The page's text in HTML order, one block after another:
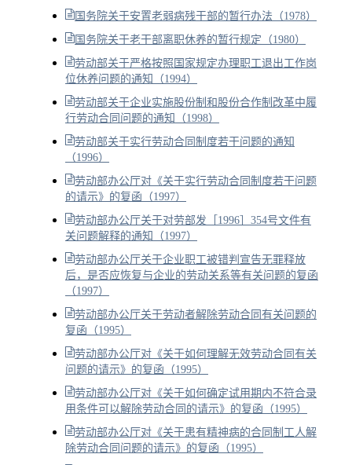
国务院关于安置老弱病残干部的暂行办法（1978）
国务院关于老干部离职休养的暂行规定（1980）
劳动部关于严格按照国家规定办理职工退出工作岗
位休养问题的通知（1994）
劳动部关于企业实施股份制和股份合作制改革中履
行劳动合同问题的通知（1998）
劳动部关于实行劳动合同制度若干问题的通知
（1996）
劳动部办公厅对《关于实行劳动合同制度若干问题
的请示》的复函（1997）
劳动部办公厅关于对劳部发［1996］354号文件有
关问题解释的通知（1997）
劳动部办公厅关于企业职工被错判宣告无罪释放
后，是否应恢复与企业的劳动关系等有关问题的复函
（1997）
劳动部办公厅关于劳动者解除劳动合同有关问题的
复函（1995）
劳动部办公厅对《关于如何理解无效劳动合同有关
问题的请示》的复函（1995）
劳动部办公厅对《关于如何确定试用期内不符合录
用条件可以解除劳动合同的请示》的复函（1995）
劳动部办公厅对《关于患有精神病的合同制工人解
除劳动合同问题的请示》的复函（1995）